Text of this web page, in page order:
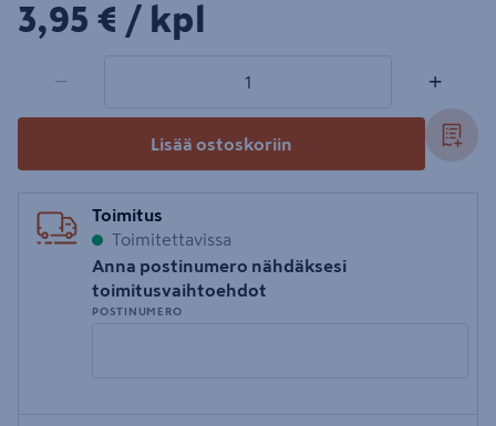
3,95€/kpl
3,95 € / kpl
− +
Lisää ostoskoriin
Toimitus
Toimitettavissa
Anna postinumero nähdäksesi
toimitusvaihtoehdot
POSTINUMERO